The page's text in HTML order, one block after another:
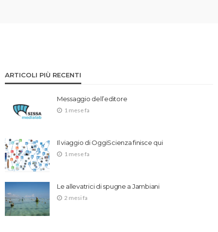
ARTICOLI PIÙ RECENTI
Messaggio dell’editore
1 mese fa
Il viaggio di OggiScienza finisce qui
1 mese fa
Le allevatrici di spugne a Jambiani
2 mesi fa